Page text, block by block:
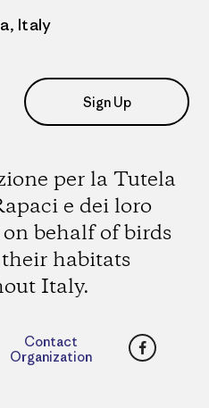
Italy
Sign Up
per la Tutela
e dei loro
behalf of birds
habitats
Italy.
Contact
Organization